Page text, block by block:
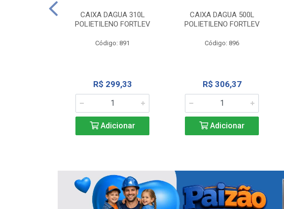
CAIXA DAGUA 310L
POLIETILENO FORTLEV
Código: 891
R$ 299,33
Adicionar
CAIXA DAGUA 500L
POLIETILENO FORTLEV
Código: 896
R$ 306,37
Adicionar